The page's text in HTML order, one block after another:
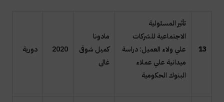
13
تأثير المسئولية
الاجتماعية للشركات
علي ولاء العميل: دراسة
ميدانية علي عملاء
البنوك الحكومية
مادونا
كميل شوقى
غالى
2020 دورية